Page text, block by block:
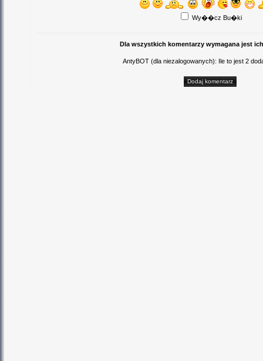
Wy��cz Bu�ki
Dla wszystkich komentarzy wymagana jest
AntyBOT (dla niezalogowanych): Ile to jest 2